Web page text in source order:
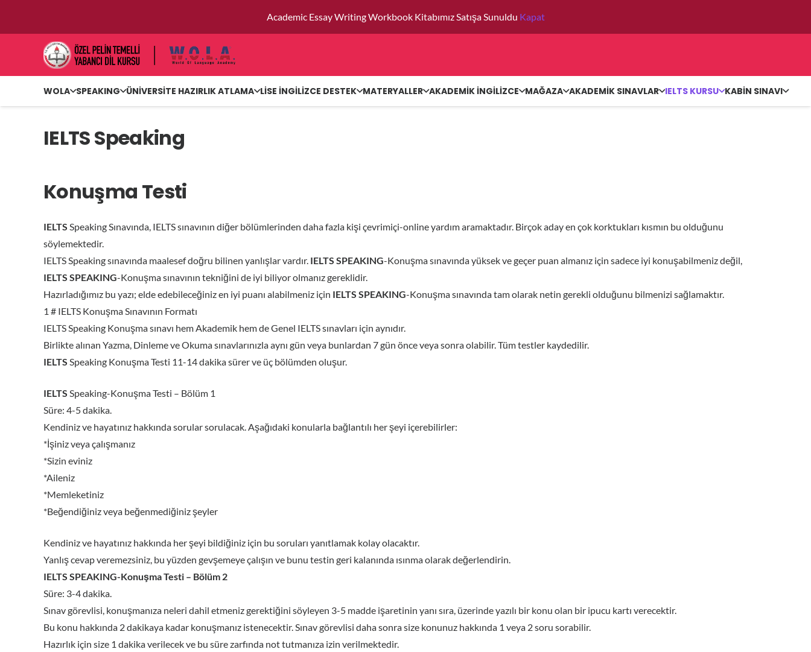
Academic Essay Writing Workbook Kitabımız Satışa Sunuldu Kapat
WOLA SPEAKING ÜNİVERSİTE HAZIRLIK ATLAMA LİSE İNGİLİZCE DESTEK MATERYALLER AKADEMİK İNGİLİZCE MAĞAZA AKADEMİK SINAVLAR IELTS KURSU KABIN SINAVI
IELTS Speaking
Konuşma Testi
IELTS Speaking Sınavında, IELTS sınavının diğer bölümlerinden daha fazla kişi çevrimiçi-online yardım aramaktadır. Birçok aday en çok korktukları kısmın bu olduğunu
söylemektedir.
IELTS Speaking sınavında maalesef doğru bilinen yanlışlar vardır. IELTS SPEAKING-Konuşma sınavında yüksek ve geçer puan almanız için sadece iyi konuşabilmeniz değil,
IELTS SPEAKING-Konuşma sınavının tekniğini de iyi biliyor olmanız gereklidir.
Hazırladığımız bu yazı; elde edebileceğiniz en iyi puanı alabilmeniz için IELTS SPEAKING-Konuşma sınavında tam olarak netin gerekli olduğunu bilmenizi sağlamaktır.
1 # IELTS Konuşma Sınavının Formatı
IELTS Speaking Konuşma sınavı hem Akademik hem de Genel IELTS sınavları için aynıdır.
Birlikte alınan Yazma, Dinleme ve Okuma sınavlarınızla aynı gün veya bunlardan 7 gün önce veya sonra olabilir. Tüm testler kaydedilir.
IELTS Speaking Konuşma Testi 11-14 dakika sürer ve üç bölümden oluşur.
IELTS Speaking-Konuşma Testi – Bölüm 1
Süre: 4-5 dakika.
Kendiniz ve hayatınız hakkında sorular sorulacak. Aşağıdaki konularla bağlantılı her şeyi içerebilirler:
*İşiniz veya çalışmanız
*Sizin eviniz
*Aileniz
*Memleketiniz
*Beğendiğiniz veya beğenmediğiniz şeyler
Kendiniz ve hayatınız hakkında her şeyi bildiğiniz için bu soruları yanıtlamak kolay olacaktır.
Yanlış cevap veremezsiniz, bu yüzden gevşemeye çalışın ve bunu testin geri kalanında ısınma olarak değerlendirin.
IELTS SPEAKING-Konuşma Testi – Bölüm 2
Süre: 3-4 dakika.
Sınav görevlisi, konuşmanıza neleri dahil etmeniz gerektiğini söyleyen 3-5 madde işaretinin yanı sıra, üzerinde yazılı bir konu olan bir ipucu kartı verecektir.
Bu konu hakkında 2 dakikaya kadar konuşmanız istenecektir. Sınav görevlisi daha sonra size konunuz hakkında 1 veya 2 soru sorabilir.
Hazırlık için size 1 dakika verilecek ve bu süre zarfında not tutmanıza izin verilmektedir.